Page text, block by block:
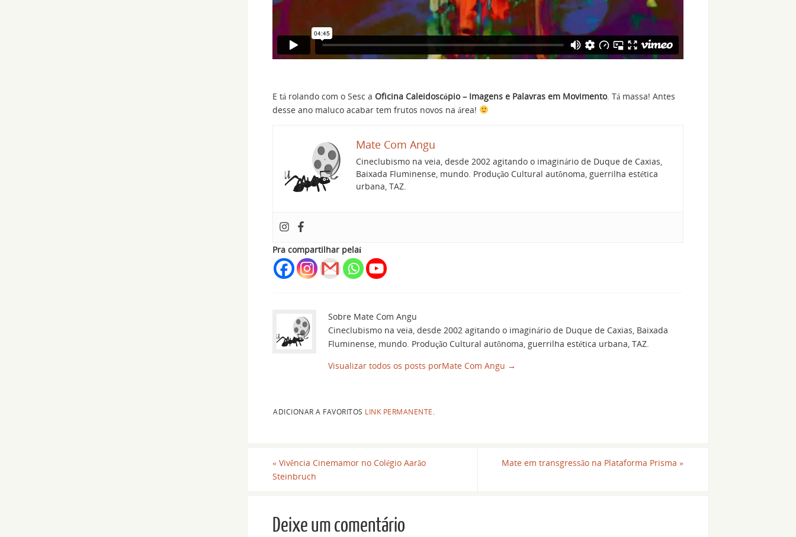
E tá rolando com o Sesc a Oficina Caleidoscópio – Imagens e Palavras em Movimento. Tá massa! Antes
desse ano maluco acabar tem frutos novos na área!
Mate Com Angu
Cineclubismo na veia, desde 2002 agitando o imaginário de Duque de Caxias,
Baixada Fluminense, mundo. Produção Cultural autônoma, guerrilha estética
urbana, TAZ.
Pra compartilhar pelaí
Sobre Mate Com Angu
Cineclubismo na veia, desde 2002 agitando o imaginário de Duque de Caxias, Baixada
Fluminense, mundo. Produção Cultural autônoma, guerrilha estética urbana, TAZ.
Visualizar todos os posts porMate Com Angu →
ADICIONAR A FAVORITOS LINK PERMANENTE
« Vivência Cinemamor no Colégio Aarão
Steinbruch
Mate em transgressão na Plataforma Prisma »
Deixe um comentário